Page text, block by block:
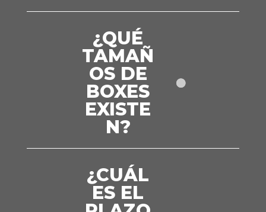
¿QUÉ
TAMAÑ
OS DE
BOXES
EXISTE
N?
¿CUÁL
ES EL